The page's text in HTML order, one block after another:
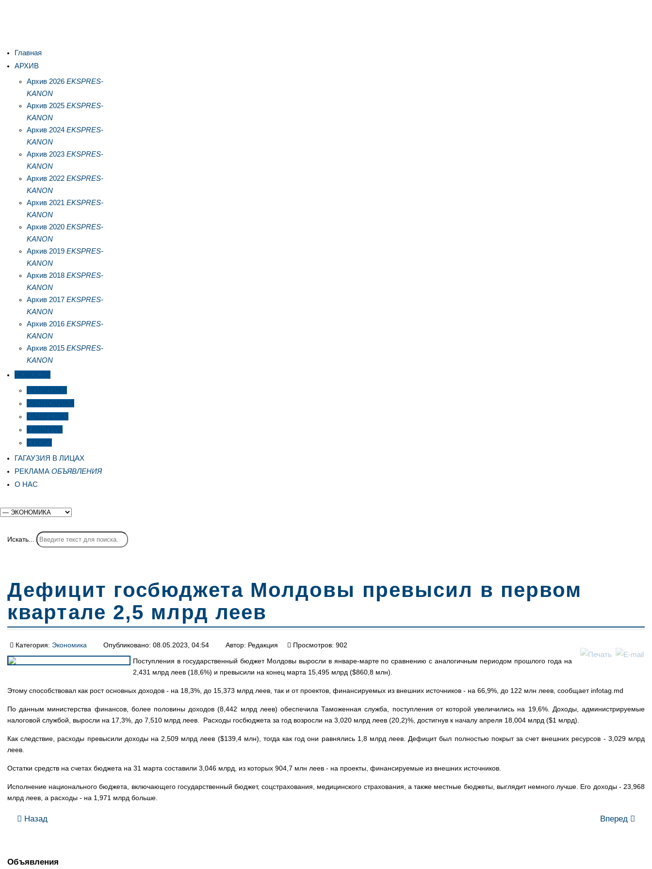
Главная
АРХИВ
Архив 2026 EKSPRES-
KANON
Архив 2025 EKSPRES-
KANON
Архив 2024 EKSPRES-
KANON
Архив 2023 EKSPRES-
KANON
Архив 2022 EKSPRES-
KANON
Архив 2021 EKSPRES-
KANON
Архив 2020 EKSPRES-
KANON
Архив 2019 EKSPRES-
KANON
Архив 2018 EKSPRES-
KANON
Архив 2017 EKSPRES-
KANON
Архив 2016 EKSPRES-
KANON
Архив 2015 EKSPRES-
KANON
НОВОСТИ
ПОЛИТИКА
ЭКОНОМИКА
ОБЩЕСТВО
КУЛЬТУРА
СПОРТ
ГАГАУЗИЯ В ЛИЦАХ
РЕКЛАМА ОБЪЯВЛЕНИЯ
О НАС
Искать...
Дефицит госбюджета Молдовы превысил в первом
квартале 2,5 млрд леев
Категория: Экономика Опубликовано: 08.05.2023, 04:54 Автор: Редакция Просмотров: 902
Поступления в государственный бюджет Молдовы выросли в январе-марте по сравнению с аналогичным периодом прошлого года на
2,431 млрд леев (18,6%) и превысили на конец марта 15,495 млрд ($860,8 млн).
Этому способствовал как рост основных доходов - на 18,3%, до 15,373 млрд леев, так и от проектов, финансируемых из внешних источников - на 66,9%, до 122 млн леев, сообщает infotag.md
По данным министерства финансов, более половины доходов (8,442 млрд леев) обеспечила Таможенная служба, поступления от которой увеличились на 19,6%. Доходы, администрируемые
налоговой службой, выросли на 17,3%, до 7,510 млрд леев. Расходы госбюджета за год возросли на 3,020 млрд леев (20,2)%, достигнув к началу апреля 18,004 млрд ($1 млрд).
Как следствие, расходы превысили доходы на 2,509 млрд леев ($139,4 млн), тогда как год они равнялись 1,8 млрд леев. Дефицит был полностью покрыт за счет внешних ресурсов - 3,029 млрд
леев.
Остатки средств на счетах бюджета на 31 марта составили 3,046 млрд, из которых 904,7 млн леев - на проекты, финансируемые из внешних источников.
Исполнение национального бюджета, включающего государственный бюджет, соцстрахования, медицинского страхования, а также местные бюджеты, выглядит немного лучше. Его доходы - 23,968
млрд леев, а расходы - на 1,971 млрд больше.
Назад Вперед
Объявления